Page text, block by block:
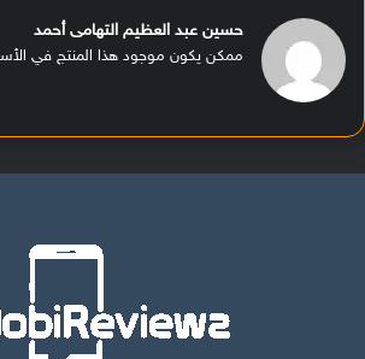
حسين عبد العظيم التهامى أحمد
ممكن يكون موجود هذا المنتج في